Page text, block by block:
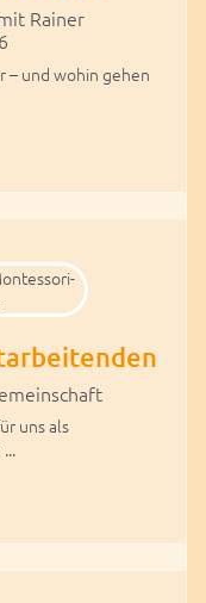
Rainer
– und wohin gehen
uns als